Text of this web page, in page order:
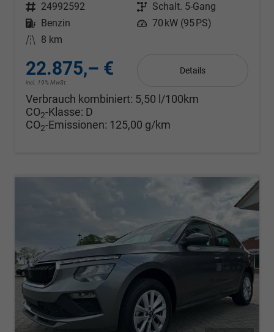
Fahrzeugnr. 24992592 Getriebe Schalt. 5-Gang
Kraftstoff
Benzin Leistung 70 kW (95 PS)
Kilometerstand 8 km
22.875,– €
incl. 19% MwSt.
Details
Verbrauch kombiniert: 5,50 l/100km
CO2-Klasse: D
CO2-Emissionen: 125,00 g/km